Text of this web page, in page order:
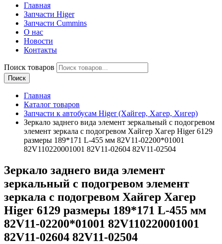
Главная
Запчасти Higer
Запчасти Cummins
О нас
Новости
Контакты
Поиск товаров
Поиск
Главная
Каталог товаров
Запчасти к автобусам Higer (Хайгер, Хагер, Хигер)
Зеркало заднего вида элемент зеркальный с подогревом
элемент зеркала с подогревом Хайгер Хагер Higer 6129
размеры 189*171 L-455 мм 82V11-02200*01001
82V110220001001 82V11-02604 82V11-02504
Зеркало заднего вида элемент
зеркальный с подогревом элемент
зеркала с подогревом Хайгер Хагер
Higer 6129 размеры 189*171 L-455 мм
82V11-02200*01001 82V110220001001
82V11-02604 82V11-02504